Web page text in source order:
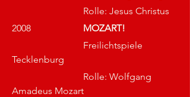
			Rolle: Jesus Christus
MOZART!
Tecklenburg
Amadeus Mozart